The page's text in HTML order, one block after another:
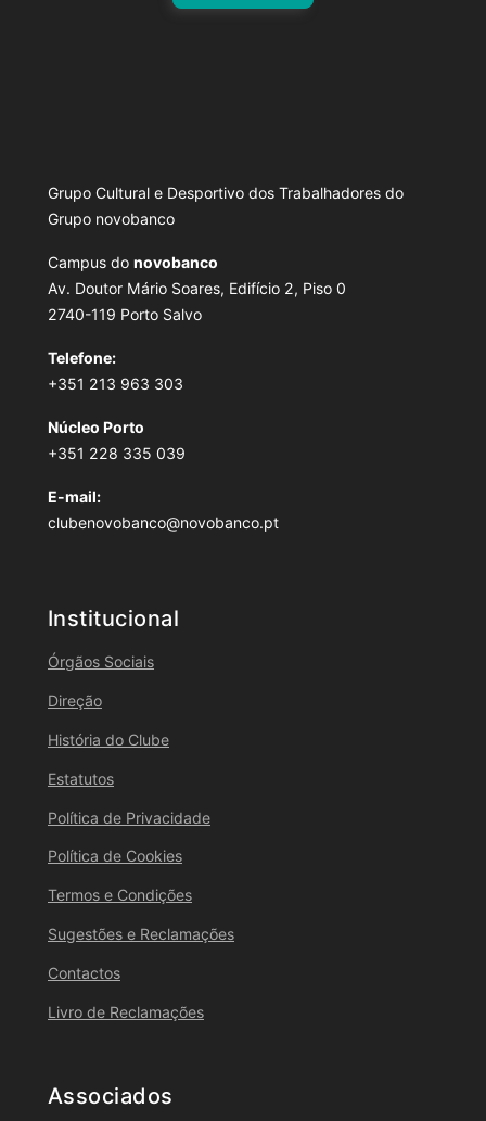
Grupo Cultural e Desportivo dos Trabalhadores do
Grupo novobanco
Campus do novobanco
Av. Doutor Mário Soares, Edifício 2, Piso 0
2740-119 Porto Salvo
Telefone:
+351 213 963 303
Núcleo Porto
+351 228 335 039
E-mail:
clubenovobanco@novobanco.pt
Institucional
Órgãos Sociais
Direção
História do Clube
Estatutos
Política de Privacidade
Política de Cookies
Termos e Condições
Sugestões e Reclamações
Contactos
Livro de Reclamações
Associados